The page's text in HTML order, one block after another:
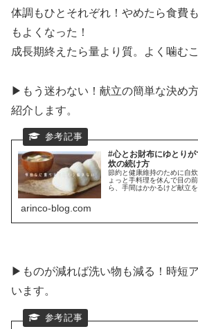
体調もひとそれぞれ！やめたら食費
もよくなった！
成長期終えたら量より質。よく噛む
▶もう迷わない！献立の簡単な決め
紹介します。
#心とお財布にゆとり
炊の続け方
節約と健康維持のために自
ょっと手料理を休んで目の
ら、手間はかかるけど献立
arinco-blog.com
▶ものが減れば洗い物も減る！時短
います。